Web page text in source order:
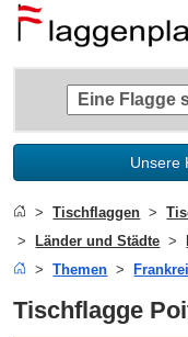
Unsere
Tischflaggen
Länder und Städte
Themen
Tischflagge